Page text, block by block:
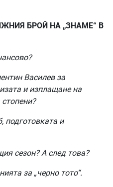
БРОЙ НА „ЗНАМЕ“ В
Василев за
и изплащане на
подготовката и
сезон? А след това?
за „черно тото“.